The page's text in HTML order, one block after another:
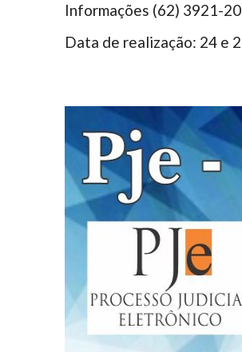
Informações (62) 3921-
Data de realização: 24 e